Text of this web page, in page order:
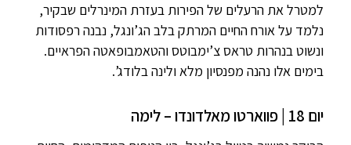
למטרל את הרעלים של הפירות בעזרת המינרלים שבקיר,
נלמד על אורח החיים המרתק בלב הג’ונגל, נבנה רפסודות
ונשוט בנהרות טראס צ’ימבוטס והטאמבופאטה הפראיים.
בימים אלו נהנה מפנסיון מלא ולינה בלודג’.
יום 18 | פווארטו מאלדונדו – לימה